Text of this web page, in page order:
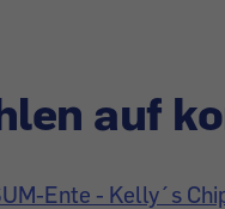
auf
Ente - Kelly´s